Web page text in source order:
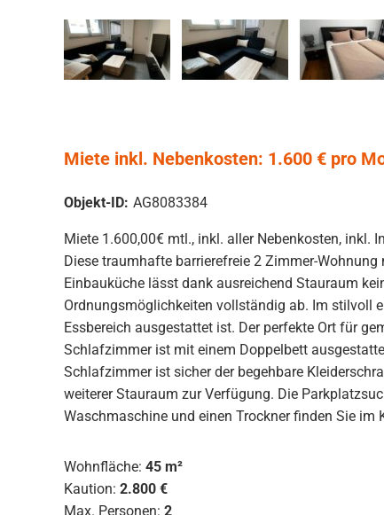
Miete inkl. Nebenkosten: 1.600 € pro
Objekt-ID: AG8083384
Miete 1.600,00€ mtl., inkl. aller Nebenkosten, inkl.
Diese traumhafte barrierefreie 2 Zimmer-
Einbauküche lässt dank ausreichend Stauraum
Ordnungsmöglichkeiten vollständig ab. Im stilvoll
Essbereich ausgestattet ist. Der perfekte Ort für
Schlafzimmer ist mit einem Doppelbett
Schlafzimmer ist sicher der begehbare
weiterer Stauraum zur Verfügung. Die
Waschmaschine und einen Trockner finden Sie im
Wohnfläche: 45 m²
Kaution: 2.800 €
Max. Personen: 2